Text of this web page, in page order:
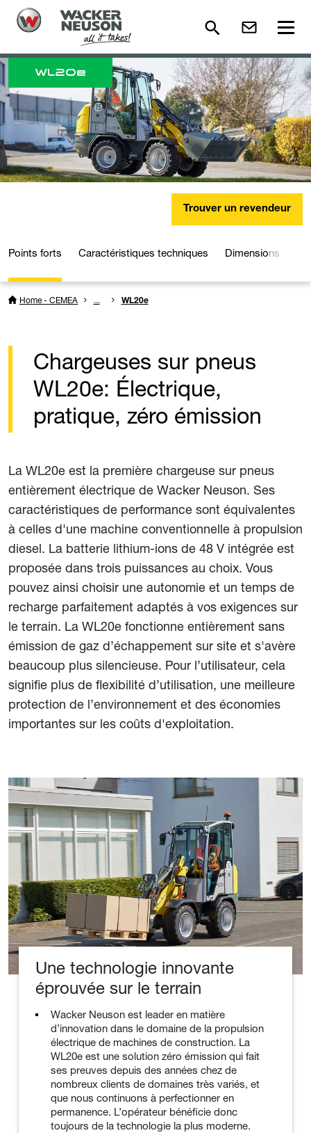
WL20e
Trouver un revendeur
Points forts Caractéristiques techniques Dimensions
Home - CEMEA ... WL20e
Chargeuses sur pneus
WL20e: Électrique,
pratique, zéro émission
La WL20e est la première chargeuse sur pneus
entièrement électrique de Wacker Neuson. Ses
caractéristiques de performance sont équivalentes
à celles d'une machine conventionnelle à propulsion
diesel. La batterie lithium-ions de 48 V intégrée est
proposée dans trois puissances au choix. Vous
pouvez ainsi choisir une autonomie et un temps de
recharge parfaitement adaptés à vos exigences sur
le terrain. La WL20e fonctionne entièrement sans
émission de gaz d’échappement sur site et s'avère
beaucoup plus silencieuse. Pour l’utilisateur, cela
signifie plus de flexibilité d’utilisation, une meilleure
protection de l’environnement et des économies
importantes sur les coûts d'exploitation.
Une technologie innovante
éprouvée sur le terrain
Wacker Neuson est leader en matière
d’innovation dans le domaine de la propulsion
électrique de machines de construction. La
WL20e est une solution zéro émission qui fait
ses preuves depuis des années chez de
nombreux clients de domaines très variés, et
que nous continuons à perfectionner en
permanence. L’opérateur bénéficie donc
toujours de la technologie la plus moderne.